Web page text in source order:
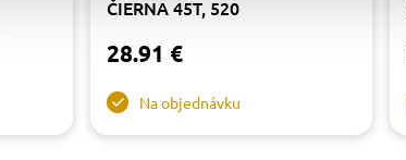
ČIERNA 45T, 520
28.91 €
Na objednávku